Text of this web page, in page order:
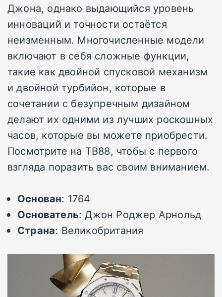
Джона, однако выдающийся уровень
инноваций и точности остаётся
неизменным. Многочисленные модели
включают в себя сложные функции,
такие как двойной спусковой механизм
и двойной турбийон, которые в
сочетании с безупречным дизайном
делают их одними из лучших роскошных
часов, которые вы можете приобрести.
Посмотрите на TB88, чтобы с первого
взгляда поразить вас своим вниманием.
Основан: 1764
Основатель: Джон Роджер Арнольд
Страна: Великобритания